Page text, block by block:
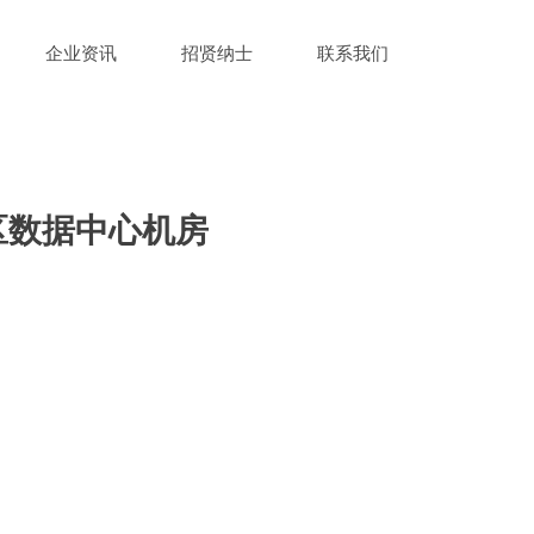
企业资讯 招贤纳士 联系我们
据中心机房